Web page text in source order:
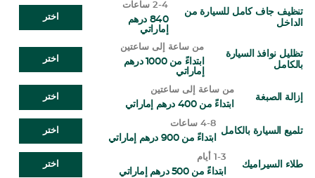
تنظيف جاف كامل للسيارة من
الداخل
2-4 ساعات
840 درهم
إماراتي
اختر
تظليل نوافذ السيارة
بالكامل
من ساعة إلى ساعتين
ابتداءً من 1000 درهم
إماراتي
اختر
إزالة الصبغة
من ساعة إلى ساعتين
ابتداءً من 400 درهم إماراتي
اختر
تلميع السيارة بالكامل
4-8 ساعات
ابتداءً من 900 درهم إماراتي
اختر
طلاء السيراميك
1-3 أيام
ابتداءً من 500 درهم إماراتي
اختر